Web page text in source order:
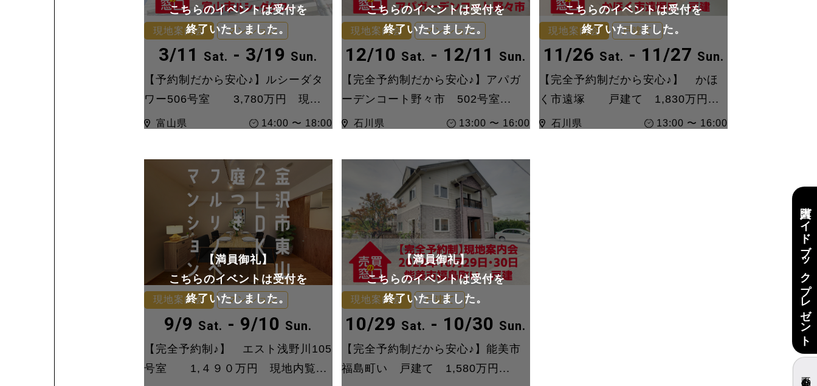
現地案内会 マンション
3/11 Sat. - 3/19 Sun.
【予約制だから安心♪】ルシーダタ
ワー506号室 3,780万円 現...
富山県 14:00 〜 18:00
こちらのイベントは受付を
終了いたしました。
現地案内会 マンション
12/10 Sat. - 12/11 Sun.
【完全予約制だから安心♪】アパガ
ーデンコート野々市 502号室...
石川県 13:00 〜 16:00
こちらのイベントは受付を
終了いたしました。
現地案内会 戸建て
11/26 Sat. - 11/27 Sun.
【完全予約制だから安心♪】 かほ
く市遠塚 戸建て 1,830万円...
石川県 13:00 〜 16:00
こちらのイベントは受付を
終了いたしました。
現地案内会 マンション
9/9 Sat. - 9/10 Sun.
【完全予約制♪】 エスト浅野川105
号室 1,４９０万円 現地内覧...
【満員御礼】
こちらのイベントは受付を
終了いたしました。
現地案内会 戸建て
10/29 Sat. - 10/30 Sun.
【完全予約制だから安心♪】能美市
福島町い 戸建て 1,580万円...
【満員御礼】
こちらのイベントは受付を
終了いたしました。
購入ガイドブックプレゼント